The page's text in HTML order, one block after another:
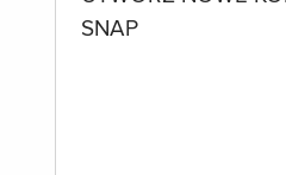
SNAP